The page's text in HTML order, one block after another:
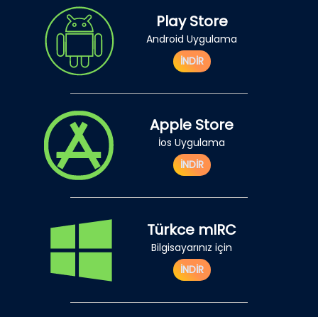
Play Store
Android Uygulama
İNDİR
Apple Store
İos Uygulama
İNDİR
Türkce mIRC
Bilgisayarınız için
İNDİR